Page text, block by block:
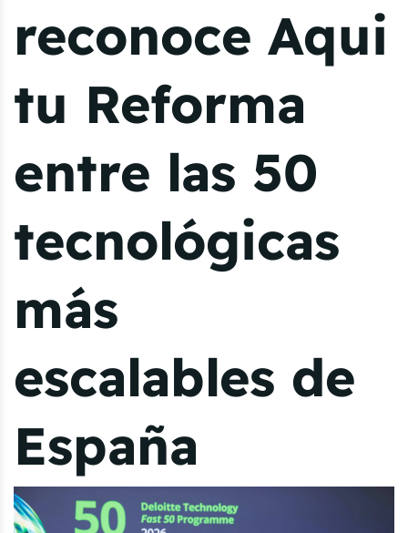
reconoce Aqui
tu Reforma
entre las 50
tecnológicas
más
escalables de
España